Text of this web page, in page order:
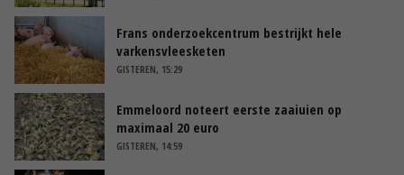
Frans onderzoekcentrum bestrijkt hele
varkensvleesketen
GISTEREN, 15:29
Emmeloord noteert eerste zaaiuien op
maximaal 20 euro
GISTEREN, 14:59